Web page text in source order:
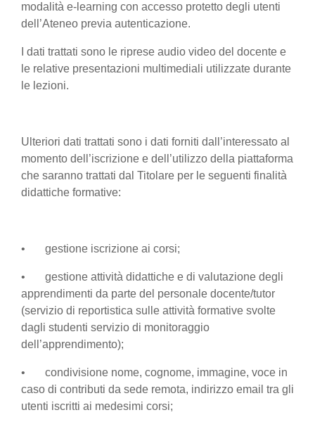
modalità e-learning con accesso protetto degli utenti
dell’Ateneo previa autenticazione.
I dati trattati sono le riprese audio video del docente e
le relative presentazioni multimediali utilizzate durante
le lezioni.
Ulteriori dati trattati sono i dati forniti dall’interessato al
momento dell’iscrizione e dell’utilizzo della piattaforma
che saranno trattati dal Titolare per le seguenti finalità
didattiche formative:
• gestione iscrizione ai corsi;
• gestione attività didattiche e di valutazione degli
apprendimenti da parte del personale docente/tutor
(servizio di reportistica sulle attività formative svolte
dagli studenti servizio di monitoraggio
dell’apprendimento);
• condivisione nome, cognome, immagine, voce in
caso di contributi da sede remota, indirizzo email tra gli
utenti iscritti ai medesimi corsi;